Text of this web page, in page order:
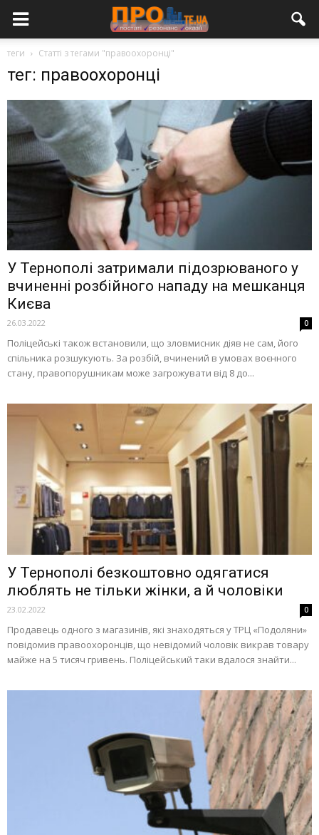
теги Статті з тегами "правоохоронці"
тег: правоохоронці
У Тернополі затримали підозрюваного у
вчиненні розбійного нападу на мешканця
Києва
26.03.2022 0
Поліцейські також встановили, що зловмисник діяв не сам, його
спільника розшукують. За розбій, вчинений в умовах воєнного
стану, правопорушникам може загрожувати від 8 до...
У Тернополі безкоштовно одягатися
люблять не тільки жінки, а й чоловіки
23.02.2022 0
Продавець одного з магазинів, які знаходяться у ТРЦ «Подоляни»
повідомив правоохоронців, що невідомий чоловік викрав товару
майже на 5 тисяч гривень. Поліцейський таки вдалося знайти...